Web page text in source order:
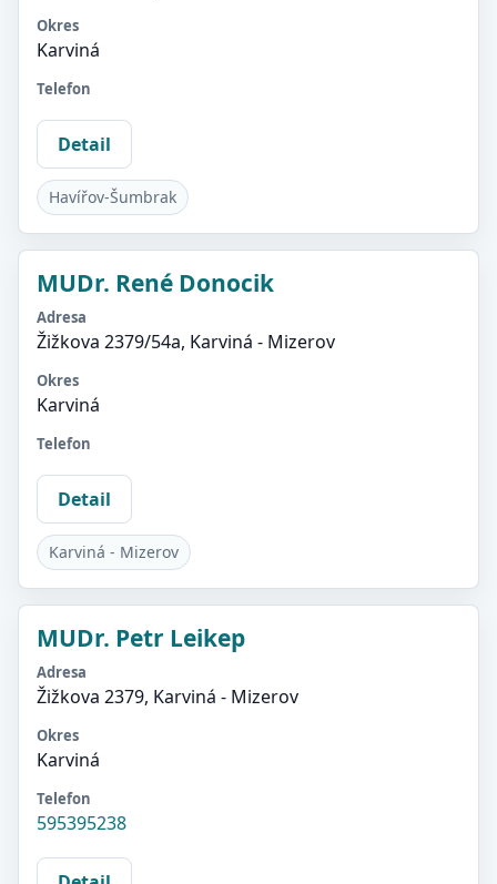
Okres
Karviná
Telefon
Detail
Havířov-Šumbrak
MUDr. René Donocik
Adresa
Žižkova 2379/54a, Karviná - Mizerov
Okres
Karviná
Telefon
Detail
Karviná - Mizerov
MUDr. Petr Leikep
Adresa
Žižkova 2379, Karviná - Mizerov
Okres
Karviná
Telefon
595395238